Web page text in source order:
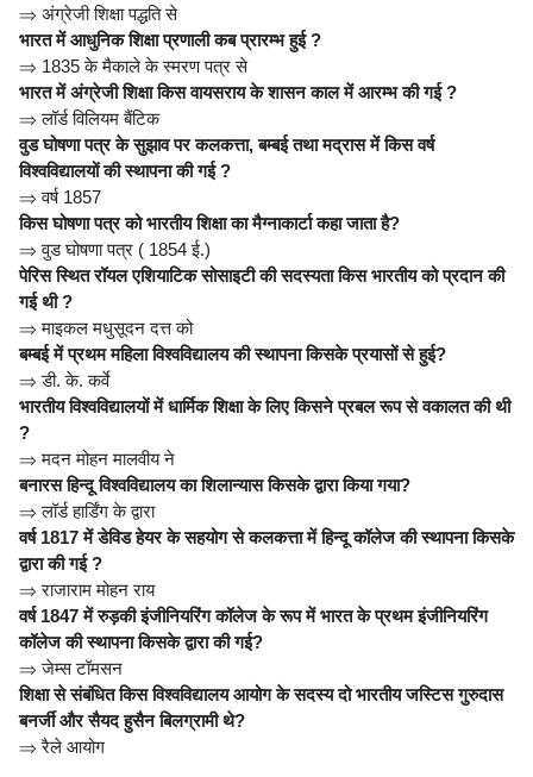
⇒ अंग्रेजी शिक्षा पद्धति से
भारत में आधुनिक शिक्षा प्रणाली कब प्रारम्भ हुई ?
⇒ 1835 के मैकाले के स्मरण पत्र से
भारत में अंग्रेजी शिक्षा किस वायसराय के शासन काल में आरम्भ की गई ?
⇒लॉर्ड विलियम बैंटिक
वुड घोषणा पत्र के सुझाव पर कलकत्ता, बम्बई तथा मद्रास में किस वर्ष
विश्वविद्यालयों की स्थापना की गई ?
⇒ वर्ष 1857
किस घोषणा पत्र को भारतीय शिक्षा का मैग्नाकार्टा कहा जाता है?
⇒वुड घोषणा पत्र ( 1854 ई.)
पेरिस स्थित रॉयल एशियाटिक सोसाइटी की सदस्यता किस भारतीय को प्रदान की
गई थी ?
⇒ माइकल मधुसूदन दत्त को
बम्बई में प्रथम महिला विश्वविद्यालय की स्थापना किसके प्रयासों से हुई?
⇒डी. के. कर्वे
भारतीय विश्वविद्यालयों में धार्मिक शिक्षा के लिए किसने प्रबल रूप से वकालत की थी
?
⇒मदन मोहन मालवीय ने
बनारस हिन्दू विश्वविद्यालय का शिलान्यास किसके द्वारा किया गया?
⇒ लॉर्ड हार्डिंग के द्वारा
वर्ष 1817 में डेविड हेयर के सहयोग से कलकत्ता में हिन्दू कॉलेज की स्थापना किसके
द्वारा की गई ?
⇒ राजाराम मोहन राय
वर्ष 1847 में रुड़की इंजीनियरिंग कॉलेज के रूप में भारत के प्रथम इंजीनियरिंग
कॉलेज की स्थापना किसके द्वारा की गई?
⇒ जेम्स टॉमसन
शिक्षा से संबंधित किस विश्वविद्यालय आयोग के सदस्य दो भारतीय जस्टिस गुरुदास
बनर्जी और सैयद हुसैन बिलग्रामी थे?
⇒रैले आयोग